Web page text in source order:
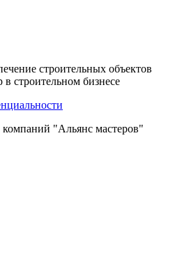
строительных объектов
строительном бизнесе
"Альянс мастеров"